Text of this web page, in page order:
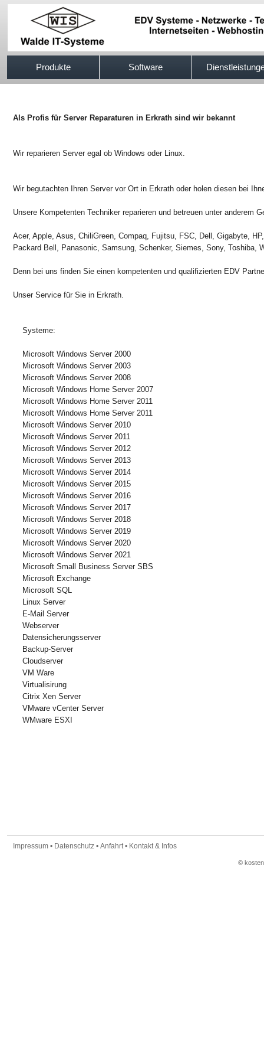
Produkte Software
Als Profis für Server Reparaturen in Erkrath sind wir bekannt
Wir reparieren Server egal ob Windows oder Linux.
Wir begutachten Ihren Server vor Ort in Erkrath oder holen diesen bei
Unsere Kompetenten Techniker reparieren und betreuen unter anderem
Acer, Apple, Asus, ChiliGreen, Compaq, Fujitsu, FSC, Dell, Gigabyte,
Packard Bell, Panasonic, Samsung, Schenker, Siemes, Sony, Toshiba,
Denn bei uns finden Sie einen kompetenten und qualifizierten EDV
Unser Service für Sie in Erkrath.
Systeme:
Microsoft Windows Server 2000
Microsoft Windows Server 2003
Microsoft Windows Server 2008
Microsoft Windows Home Server 2007
Microsoft Windows Home Server 2011
Microsoft Windows Home Server 2011
Microsoft Windows Server 2010
Microsoft Windows Server 2011
Microsoft Windows Server 2012
Microsoft Windows Server 2013
Microsoft Windows Server 2014
Microsoft Windows Server 2015
Microsoft Windows Server 2016
Microsoft Windows Server 2017
Microsoft Windows Server 2018
Microsoft Windows Server 2019
Microsoft Windows Server 2020
Microsoft Windows Server 2021
Microsoft Small Business Server SBS
Microsoft Exchange
Microsoft SQL
Linux Server
E-Mail Server
Webserver
Datensicherungsserver
Backup-Server
Cloudserver
VM Ware
Virtualisirung
Citrix Xen Server
VMware vCenter Server
WMware ESXI
Impressum • Datenschutz • Anfahrt• Kontakt & Infos
©